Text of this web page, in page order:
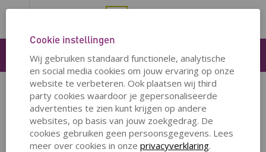
Inloggen
INLOGGEN OP WEG NA HET WERK DEMO
Om in te loggen op de website, dien je jouw gebruikersnaam én
wachtwoord in te vullen.
Cookie instellingen
Wij gebruiken standaard functionele, analytische
en social media cookies om jouw ervaring op onze
website te verbeteren. Ook plaatsen wij third
party cookies waardoor je gepersonaliseerde
advertenties te zien kunt krijgen op andere
websites, op basis van jouw zoekgedrag. De
cookies gebruiken geen persoonsgegevens. Lees
meer over cookies in onze privacyverklaring.